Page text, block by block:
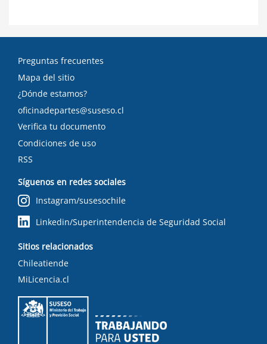
Preguntas frecuentes
Mapa del sitio
¿Dónde estamos?
oficinadepartes@suseso.cl
Verifica tu documento
Condiciones de uso
RSS
Síguenos en redes sociales
Instagram/susesochile
Linkedin/Superintendencia de Seguridad Social
Sitios relacionados
Chileatiende
MiLicencia.cl